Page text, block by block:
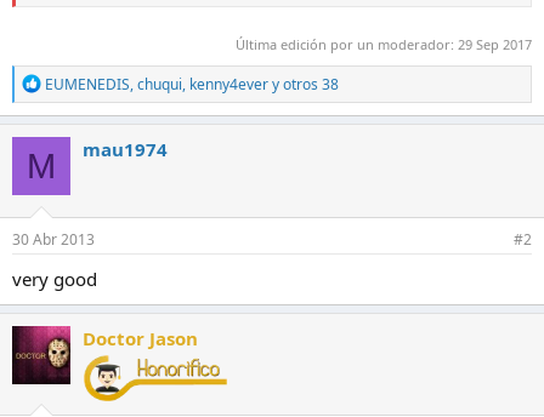
Última edición por un moderador: 29 Sep 2017
R
e
a
c
c
i
o
n
e
s
:
EUMENEDIS,chuqui, kenny4every otros 38
M mau1974
30 Abr 2013 #2
very good
Doctor Jason